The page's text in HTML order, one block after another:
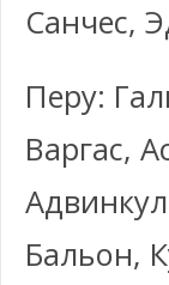
Санчес,
Перу:
Варгас,
Бальон,